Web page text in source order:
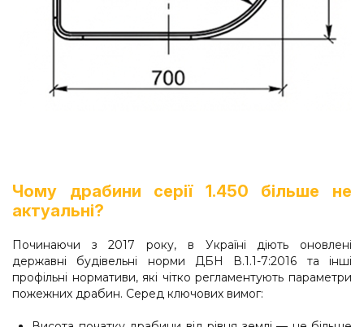
Чому драбини серії 1.450 більше не
актуальні?
Починаючи з 2017 року, в Україні діють оновлені
державні будівельні норми ДБН В.1.1-7:2016 та інші
профільні нормативи, які чітко регламентують параметри
пожежних драбин. Серед ключових вимог: